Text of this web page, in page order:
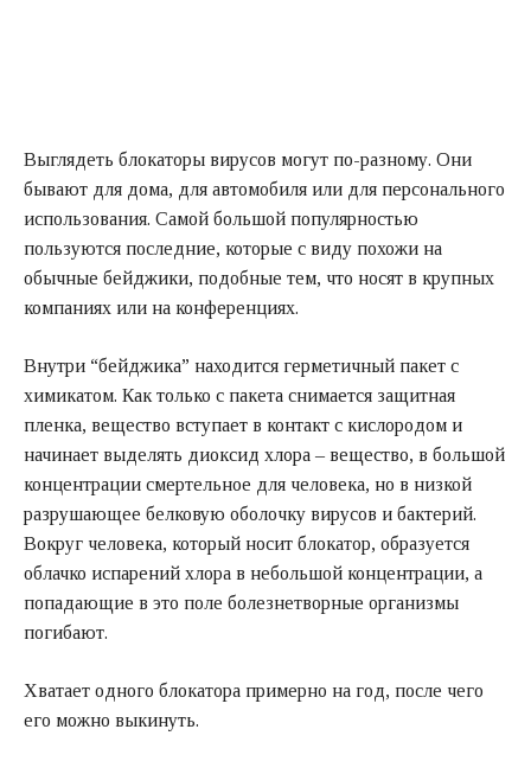
Выглядеть блокаторы вирусов могут по-разному. Они
бывают для дома, для автомобиля или для персонального
использования. Самой большой популярностью
пользуются последние, которые с виду похожи на
обычные бейджики, подобные тем, что носят в крупных
компаниях или на конференциях.
Внутри “бейджика” находится герметичный пакет с
химикатом. Как только с пакета снимается защитная
пленка, вещество вступает в контакт с кислородом и
начинает выделять диоксид хлора – вещество, в большой
концентрации смертельное для человека, но в низкой
разрушающее белковую оболочку вирусов и бактерий.
Вокруг человека, который носит блокатор, образуется
облачко испарений хлора в небольшой концентрации, а
попадающие в это поле болезнетворные организмы
погибают.
Хватает одного блокатора примерно на год, после чего
его можно выкинуть.